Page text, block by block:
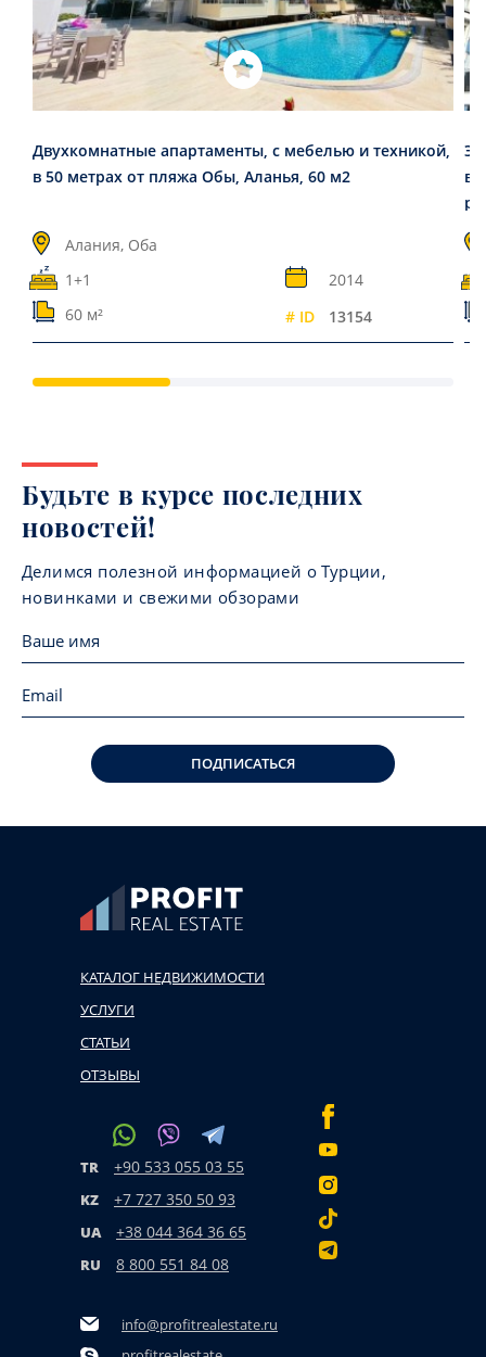
Двухкомнатные апартаменты, с мебелью и техникой,
в 50 метрах от пляжа Обы, Аланья, 60 м2
Алания, Оба
1+1
2014
60 м²
# ID 13154
Будьте в курсе последних
новостей!
Делимся полезной информацией о Турции,
новинками и свежими обзорами
ПОДПИСАТЬСЯ
КАТАЛОГ НЕДВИЖИМОСТИ
УСЛУГИ
СТАТЬИ
ОТЗЫВЫ
TR +90 533 055 03 55
KZ +7 727 350 50 93
UA +38 044 364 36 65
RU 8 800 551 84 08
info@profitrealestate.ru